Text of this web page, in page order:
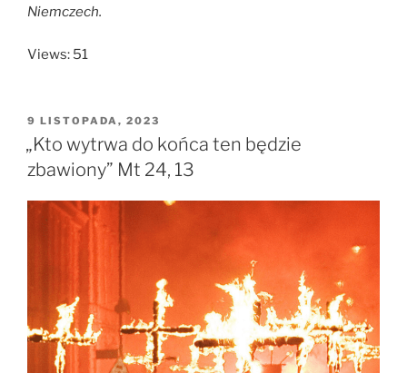
Niemczech.
Views: 51
OPUBLIKOWANE
W
9 LISTOPADA, 2023
„Kto wytrwa do końca ten będzie
zbawiony” Mt 24, 13